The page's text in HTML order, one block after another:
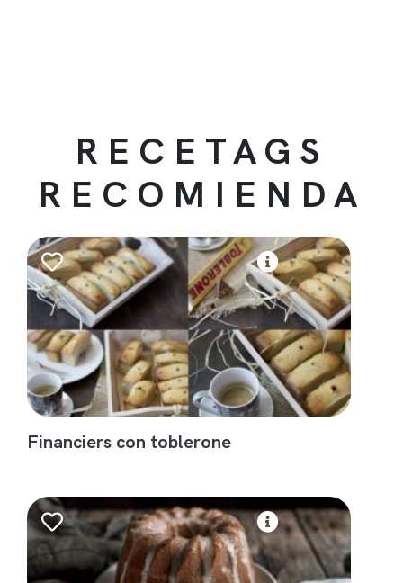
RECETAGS
RECOMIENDA
Financiers con toblerone